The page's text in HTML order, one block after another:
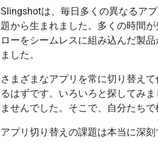
Slingshotは、毎日多くの異なるア
題から生まれました。多くの時間
ローをシームレスに組み込んだ製
ました。
さまざまなアプリを常に切り替え
るはずです。いろいろと探してみ
ませんでした。そこで、自分たちで
アプリ切り替えの課題は本当に深刻